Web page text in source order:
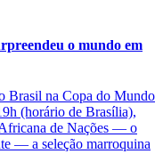
o mundo em
Brasil na Copa do Mundo
(horário de Brasília),
de Nações — o
— a seleção marroquina